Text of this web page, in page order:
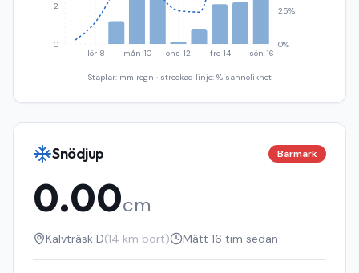
lör 8 mån 10 ons 12 fre 14 sön 16
0
2
0%
25%
Staplar: mm regn · streckad linje: % sannolikhet
Snödjup Barmark
0.00cm
Kalvträsk D(14 km bort) Mätt 16 tim sedan